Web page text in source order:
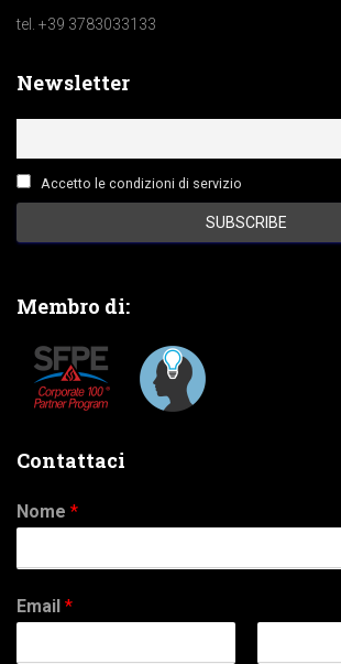
tel. +39 3783033133
Newsletter
Accetto le condizioni di servizio
Membro di:
Contattaci
Nome *
Email *